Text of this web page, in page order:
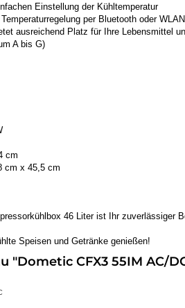
Einstellung der Kühltemperatur
per Bluetooth oder
ausreichend Platz für Ihre Lebensmittel
A bis G)
cm
cm x 45,5 cm
46 Liter ist Ihr zuverlässiger
Speisen und Getränke genießen!
"Dometic CFX3 55IM AC/